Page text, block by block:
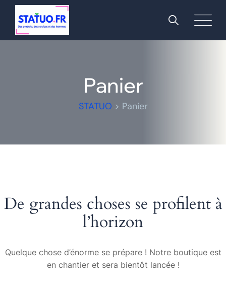
Panier
STATUO > Panier
De grandes choses se profilent à
l’horizon
Quelque chose d’énorme se prépare ! Notre boutique est
en chantier et sera bientôt lancée !